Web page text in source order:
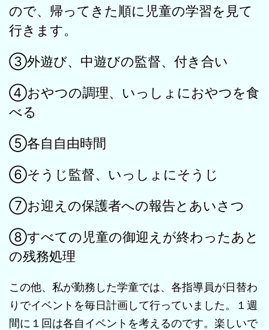
ので、帰ってきた順に児童の学習を見て
行きます。
③外遊び、中遊びの監督、付き合い
④おやつの調理、いっしょにおやつを食
べる
⑤各自自由時間
⑥そうじ監督、いっしょにそうじ
⑦お迎えの保護者への報告とあいさつ
⑧すべての児童の御迎えが終わったあと
の残務処理
この他、私が勤務した学童では、各指導員が日替わ
りでイベントを毎日計画して行っていました。１週
間に１回は各自イベントを考えるのです。楽しいで